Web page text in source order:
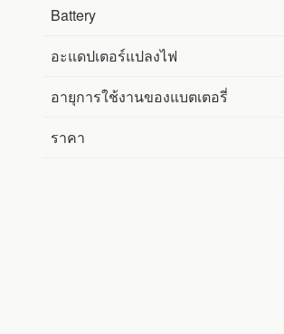
Battery
อะแดปเตอร์แปลงไฟ
อายุการใช้งานของแบตเตอรี่
ราคา